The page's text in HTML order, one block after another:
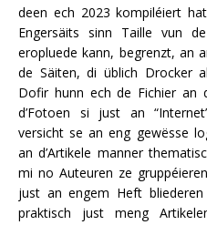
deen ech 2023 kompiléiert hat
Engersäits sinn Taille vun
eropluede kann, begrenzt, an
de Säiten, di üblich Drocker
Dofir hunn ech de Fichier an
d’Fotoen si just an
versicht se an eng gewësse
an d’Artikele manner
mi no Auteuren ze
just an engem Heft
praktisch just meng